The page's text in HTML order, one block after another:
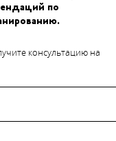
по
консультацию на
он
суровые